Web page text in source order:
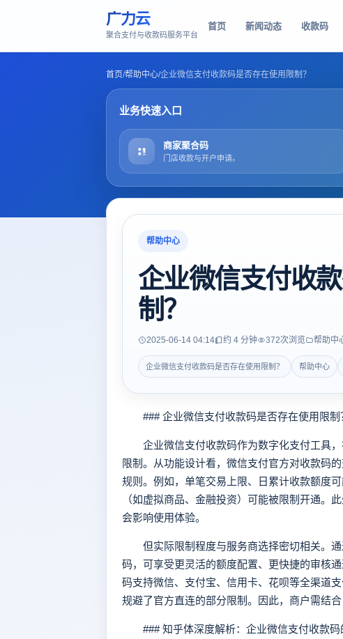
广力云
聚合支付与收款码服务平台
首页 新闻动态 收款码
首页/帮助中心/企业微信支付收款码是否存在使用限制？
业务快速入口
商家聚合码
门店收款与开户申请。
帮助中心
企业微信支付收
制？
2025-06-14 04:14 约 4 分钟 372次浏览 帮助中
企业微信支付收款码是否存在使用限制？ 帮助中心
### 企业微信支付收款码是否存在使用限制
企业微信支付收款码作为数字化支付工具，
限制。从功能设计看，微信支付官方对收款码
规则。例如，单笔交易上限、日累计收款额度
（如虚拟商品、金融投资）可能被限制开通。
会影响使用体验。
但实际限制程度与服务商选择密切相关。通
码，可享受更灵活的额度配置、更快捷的审核
码支持微信、支付宝、信用卡、花呗等全渠道
规避了官方直连的部分限制。因此，商户需结
### 知乎体深度解析：企业微信支付收款码